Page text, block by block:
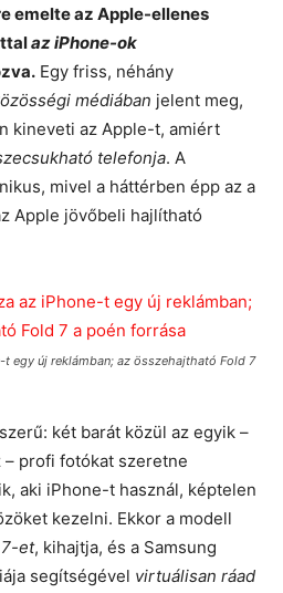
emelte az Apple-ellenes
az iPhone-ok
Egy friss, néhány
médiában jelent meg,
kineveti az Apple-t, amiért
telefonja. A
mivel a háttérben épp az a
Apple jövőbeli hajlítható
egy új reklámban; az összehajtható Fold 7
két barát közül az egyik –
profi fotókat szeretne
aki iPhone-t használ, képtelen
kezelni. Ekkor a modell
7-et, kihajtja, és a Samsung
segítségével virtuálisan ráad